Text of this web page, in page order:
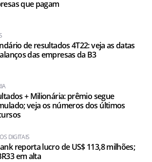
que pagam
de resultados 4T22: veja as datas
das empresas da B3
+ Milionária: prêmio segue
veja os números dos últimos
DIGITAIS
reporta lucro de US$ 113,8 milhões;
em alta